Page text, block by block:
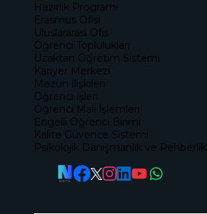
Hazırlık Programı
Erasmus Ofisi
Uluslararası Ofis
Öğrenci Toplulukları
Uzaktan Öğretim Sistemi
Kariyer Merkezi
Mezun İlişkileri
Öğrenci İşleri
Öğrenci Mali İşlemleri
Engelli Öğrenci Birimi
Kalite Güvence Sistemi
Psikolojik Danışmanlık ve Rehberlik